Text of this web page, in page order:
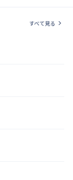
すべて見る chevron_right